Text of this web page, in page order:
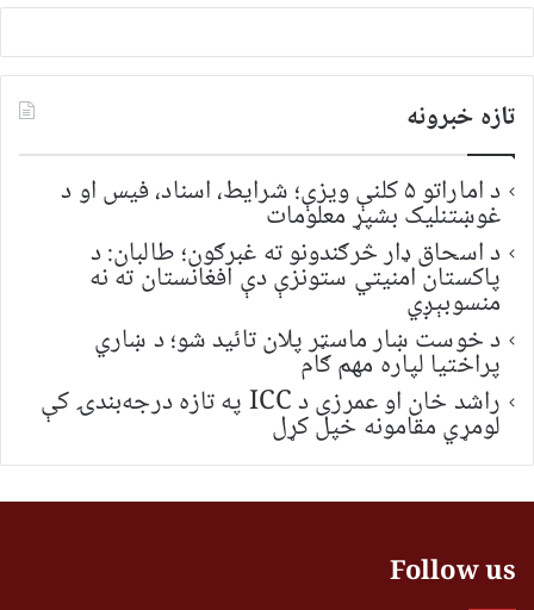
تازه خبرونه
د اماراتو ۵ کلنې ویزې؛ شرایط، اسناد، فیس او د
غوښتنلیک بشپړ معلومات
د اسحاق ډار څرګندونو ته غبرګون؛ طالبان: د
پاکستان امنیتي ستونزې دې افغانستان ته نه
منسوبېږي
د خوست ښار ماسټر پلان تائید شو؛ د ښاري
پراختیا لپاره مهم ګام
راشد خان او عمرزی د ICC په تازه درجه‌بندۍ کې
لومړي مقامونه خپل کړل
Follow us